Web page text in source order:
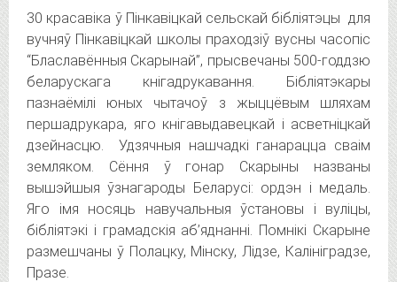
30 красавіка ў Пінкавіцкай сельскай бібліятэцы для
вучняў Пінкавіцкай школы праходзіў вусны часопіс
“Блаславённыя Скарынай”, прысвечаны 500-годдзю
беларускага кнігадрукавання.
Бібліятэкары
пазнаёмілі юных чытачоў з жыццёвым шляхам
першадрукара, яго кнігавыдавецкай і асветніцкай
дзейнасцю. Удзячныя нашчадкі ганарацца сваім
земляком. Сёння ў гонар Скарыны названы
вышэйшыя ўзнагароды Беларусі: ордэн і медаль.
Яго імя носяць навучальныя ўстановы і вуліцы,
бібліятэкі і грамадскія аб’яднанні. Помнікі Скарыне
размешчаны ў Полацку, Мінску, Лідзе, Калініградзе,
Празе.